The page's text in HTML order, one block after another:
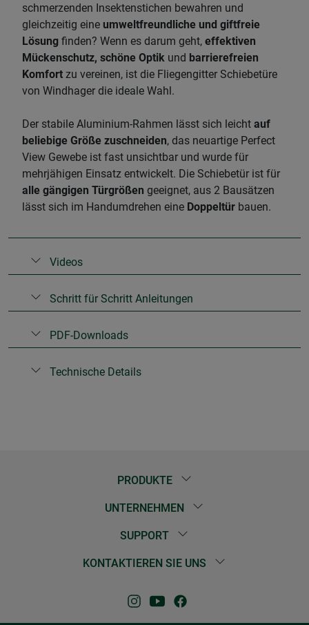
schmerzenden Insektenstichen bewahren und
gleichzeitig eine umweltfreundliche und giftfreie
Lösung finden? Wenn es darum geht, effektiven
Mückenschutz, schöne Optik und barrierefreien
Komfort zu vereinen, ist die Fliegengitter Schiebetüre
von Windhager die ideale Wahl.
​Der stabile Aluminium-Rahmen lässt sich leicht auf
beliebige Größe zuschneiden, das neuartige Perfect
View Gewebe ist fast unsichtbar und wurde für
mehrjähigen Einsatz entwickelt. Die Schiebetür ist für
alle gängigen Türgrößen geeignet, aus 2 Bausätzen
lässt sich im Handumdrehen eine Doppeltür bauen.
Videos
Schritt für Schritt Anleitungen
PDF-Downloads
Technische Details
PRODUKTE
UNTERNEHMEN
SUPPORT
KONTAKTIEREN SIE UNS